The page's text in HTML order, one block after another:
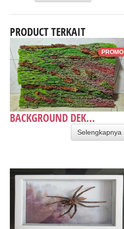
PRODUCT TERKAIT
PROMO
BACKGROUND DEK...
Selengkapnya